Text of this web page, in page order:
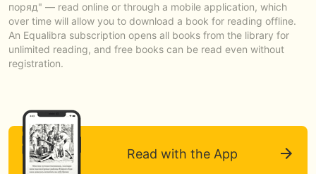
поряд" — read online or through a mobile application, which
over time will allow you to download a book for reading offline.
An Equalibra subscription opens all books from the library for
unlimited reading, and free books can be read even without
registration.
Read with the App